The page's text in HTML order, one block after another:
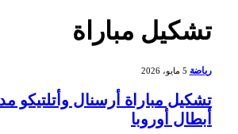
تشكيل مباراة
رياضة 5 مايو، 2026
تشكيل مباراة أرسنال وأتلتيكو
أبطال أوروبا